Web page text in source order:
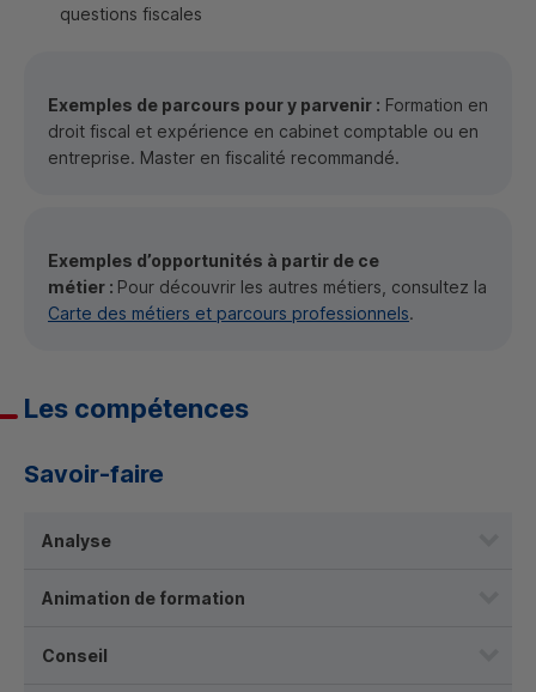
questions fiscales
Exemples de parcours pour y parvenir : Formation en
droit fiscal et expérience en cabinet comptable ou en
entreprise. Master en fiscalité recommandé.
Exemples d’opportunités à partir de ce
métier : Pour découvrir les autres métiers, consultez la
Carte des métiers et parcours professionnels.
Les compétences
Savoir-faire
Analyse
Animation de formation
Conseil